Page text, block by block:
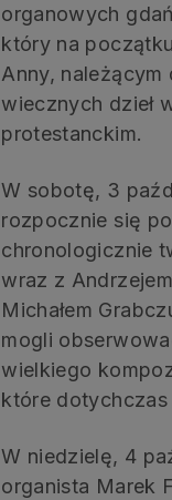
organowych
który na
Anny,
wiecznych dzieł
protestanckim.
W sobotę, 3
rozpocznie się
chronologicznie
wraz z
Michałem
mogli
wielkiego
które dotychczas
W niedzielę, 4
organista Marek